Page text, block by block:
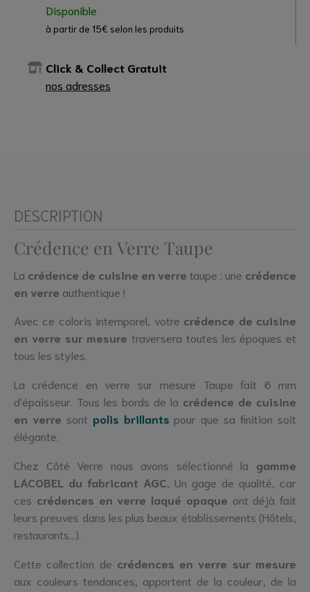
Disponible
à partir de 15€ selon les produits
Click & Collect Gratuit
nos adresses
DESCRIPTION
Crédence en Verre Taupe
La crédence de cuisine en verre taupe : une crédence
en verre authentique !
Avec ce coloris intemporel, votre crédence de cuisine
en verre sur mesure traversera toutes les époques et
tous les styles.
La crédence en verre sur mesure Taupe fait 6 mm
d'épaisseur. Tous les bords de la crédence de cuisine
en verre sont polis brillants pour que sa finition soit
élégante.
Chez Côté Verre nous avons sélectionné la gamme
LACOBEL du fabricant AGC Un gage de qualité, car
ces crédences en verre laqué opaque ont déjà fait
leurs preuves dans les plus beaux établissements (Hôtels,
restaurants...).
Cette collection de crédences en verre sur mesure
aux couleurs tendances, apportent de la couleur, de la